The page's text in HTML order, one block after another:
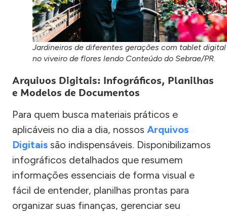
Jardineiros de diferentes gerações com tablet digital
no viveiro de flores lendo Conteúdo do Sebrae/PR.
Arquivos Digitais: Infográficos, Planilhas
e Modelos de Documentos
Para quem busca materiais práticos e
aplicáveis no dia a dia, nossos Arquivos
Digitais são indispensáveis. Disponibilizamos
infográficos detalhados que resumem
informações essenciais de forma visual e
fácil de entender, planilhas prontas para
organizar suas finanças, gerenciar seu